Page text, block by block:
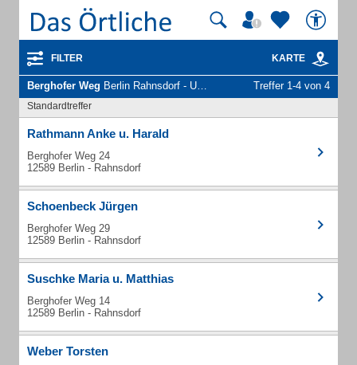
FILTER KARTE
Berghofer Weg Berlin Rahnsdorf - Unternehmen und Personen Treffer 1-4 von 4
Standardtreffer
Rathmann Anke u. Harald
Berghofer Weg 24
12589 Berlin - Rahnsdorf
Schoenbeck Jürgen
Berghofer Weg 29
12589 Berlin - Rahnsdorf
Suschke Maria u. Matthias
Berghofer Weg 14
12589 Berlin - Rahnsdorf
Weber Torsten